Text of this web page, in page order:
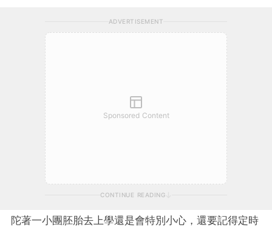
喜愛手作，常常手作不同的baby accessories 給寶貝兒子ADA
M，尤其是口水肩，整多多條多多都濕掉。
ADVERTISEMENT
Sponsored Content
CONTINUE READING
陀著一小團胚胎去上學還是會特別小心，還要記得定時